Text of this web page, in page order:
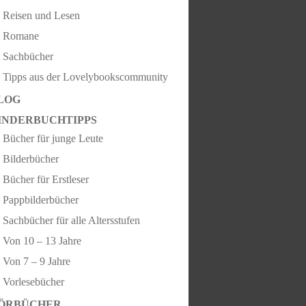
Reisen und Lesen
Romane
Sachbücher
Tipps aus der Lovelybookscommunity
Bücher für junge Leute
Bilderbücher
Bücher für Erstleser
Pappbilderbücher
Sachbücher für alle Altersstufen
Von 10 – 13 Jahre
Von 7 – 9 Jahre
Vorlesebücher